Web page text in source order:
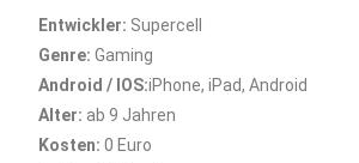
Entwickler: Supercell
Genre: Gaming
Android / IOS:iPhone, iPad, Android
Alter: ab 9 Jahren
Kosten:0 Euro